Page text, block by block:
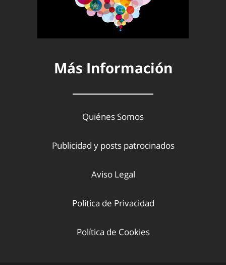
Más Información
Quiénes Somos
Publicidad y posts patrocinados
Aviso Legal
Política de Privacidad
Política de Cookies